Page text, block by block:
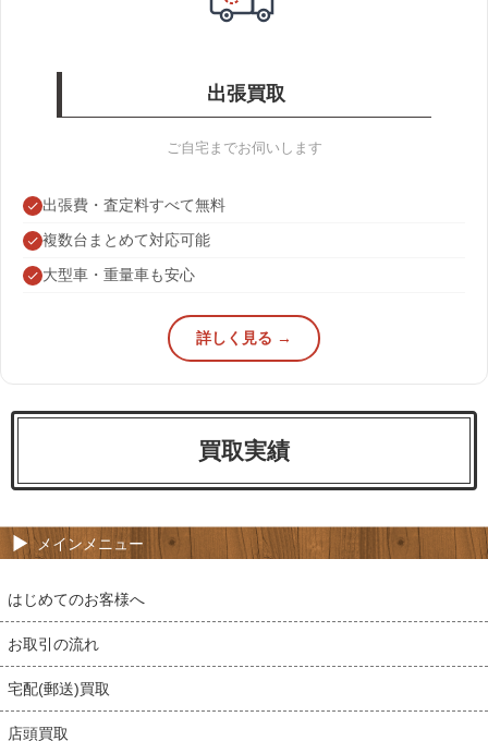
出張買取
ご自宅までお伺いします
出張費・査定料すべて無料
複数台まとめて対応可能
大型車・重量車も安心
詳しく見る →
買取実績
メインメニュー
はじめてのお客様へ
お取引の流れ
宅配(郵送)買取
店頭買取